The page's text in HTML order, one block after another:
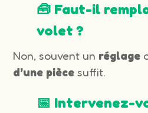
🧰 Faut-il
volet ?
Non, souvent un réglage
d’une pièce suffit.
📅 Intervenez-